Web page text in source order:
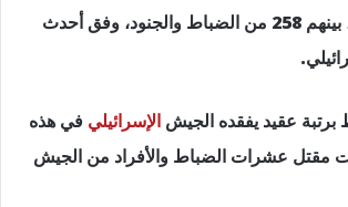
الإسرائيليين 1300، بينهم 258 من الضباط والجنود، وفق أحدث
برتبة عقيد يفقده الجيش الإسرائيلي في هذه
مقتل عشرات الضباط والأفراد من الجيش